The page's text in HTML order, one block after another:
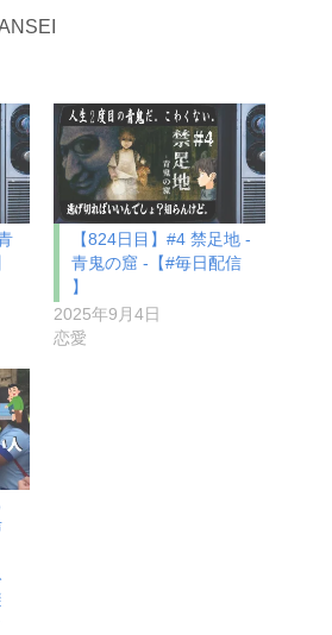
【824日目】#4 禁足地 -
青鬼の窟 -【#毎日配信
】
2025年9月4日
恋愛